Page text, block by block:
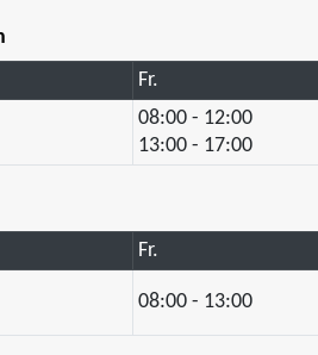
Fr.
08:00 - 12:00
13:00 - 17:00
Fr.
08:00 - 13:00